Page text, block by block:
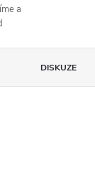
a
DISKUZE